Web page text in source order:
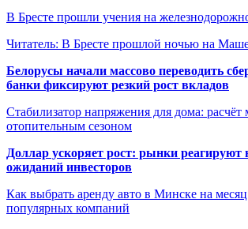
В Бресте прошли учения на
Читатель: В Бресте прошлой ночью на
Белорусы начали массово переводить
банки фиксируют резкий рост вкладов
Стабилизатор напряжения для дома:
отопительным сезоном
Доллар ускоряет рост: рынки реагируют
ожиданий инвесторов
Как выбрать аренду авто в Минске на
популярных компаний